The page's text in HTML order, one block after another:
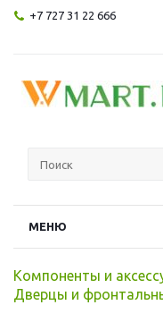
+7 727 31 22 666
МЕНЮ
Компоненты и
Дверцы и